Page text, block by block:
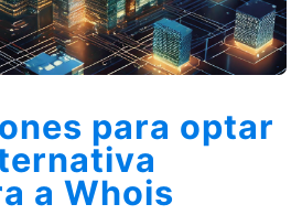
para optar
a Whois